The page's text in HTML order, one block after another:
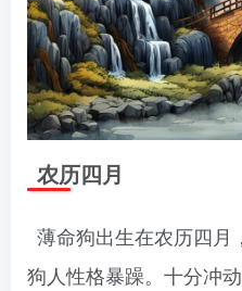
农历四月
薄命狗出生在农历四月
狗人性格暴躁。十分冲